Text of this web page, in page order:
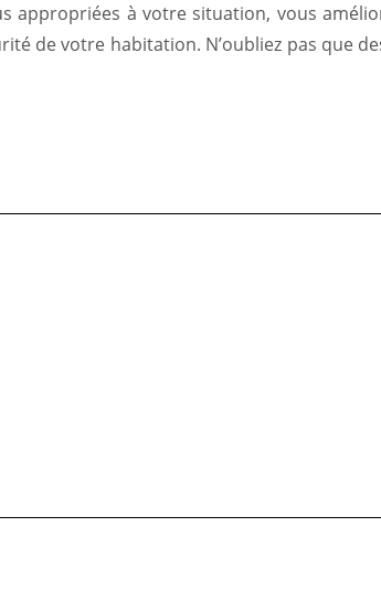
appropriées à votre situation, vous
de votre habitation. N’oubliez pas que